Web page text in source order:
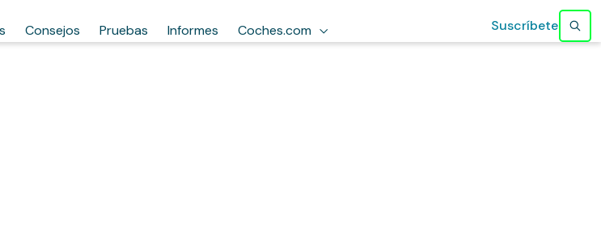
Consejos Pruebas Informes Coches.com Suscríbete